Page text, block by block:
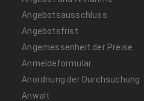
Angebotsausschluss
Angebotsfrist
Angemessenheit der Preise
Anmeldeformular
Anordnung der Durchsuchung
Anwalt